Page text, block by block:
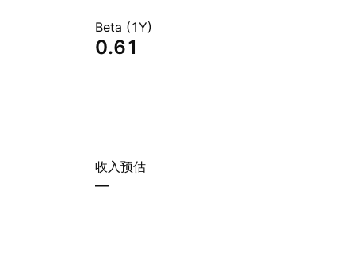
Beta (1Y)
0.61
收入预估
—